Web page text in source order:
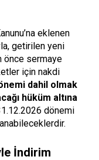
eklenen
getirilen yeni
önce sermaye
için nakdi
dahil olmak
hüküm altına
dönemi
İndirim